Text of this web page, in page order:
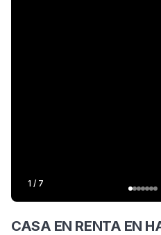
1 / 7
CASA EN RENTA EN